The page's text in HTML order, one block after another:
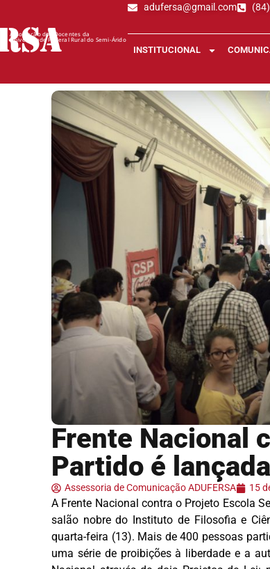
Associação dos Docentes da
Universidade Federal Rural do Semi-Árido
adufersa@gmail.com
INSTITUCIONAL
Frente Nacional
Partido é
Assessoria de Comunicação ADUFERSA 15
A Frente Nacional contra o Projeto Escola
salão nobre do Instituto de Filosofia e
quarta-feira (13). Mais de 400 pessoas
uma série de proibições à liberdade e a